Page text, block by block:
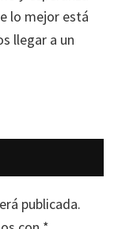
lo mejor está
llegar a un
publicada.